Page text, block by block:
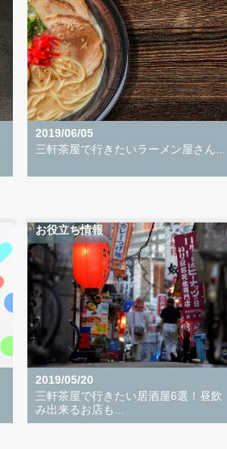
2019/06/05
三軒茶屋で行きたいラーメン屋さん...
お役立ち情報
2019/05/20
三軒茶屋で行きたい居酒屋6選！昼飲
み出来るお店も...